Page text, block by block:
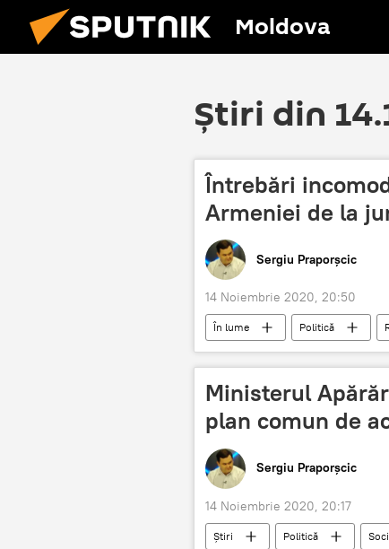
Moldova
Știri din
Întrebări
Armeniei de la
Sergiu Praporșcic
14 Noiembrie 2020, 20:50
În lume Politică
Margarita Simonian
Ministerul
plan comun de
Sergiu Praporșcic
14 Noiembrie 2020, 20:17
Știri Politică